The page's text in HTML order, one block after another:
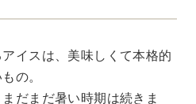
イスは、美味しくて本格的
の。
だまだ暑い時期は続きま